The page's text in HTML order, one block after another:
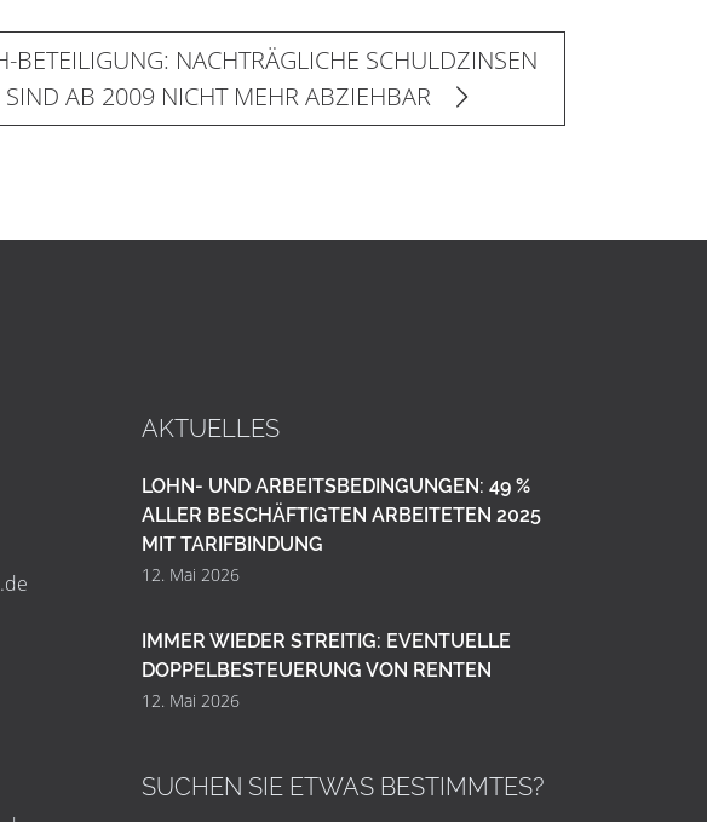
BETEILIGUNG: NACHTRÄGLICHE SCHULDZINSEN
SIND AB 2009 NICHT MEHR ABZIEHBAR
.de
AKTUELLES
LOHN- UND ARBEITSBEDINGUNGEN: 49 %
ALLER BESCHÄFTIGTEN ARBEITETEN 2025
MIT TARIFBINDUNG
12. Mai 2026
IMMER WIEDER STREITIG: EVENTUELLE
DOPPELBESTEUERUNG VON RENTEN
12. Mai 2026
SUCHEN SIE ETWAS BESTIMMTES?